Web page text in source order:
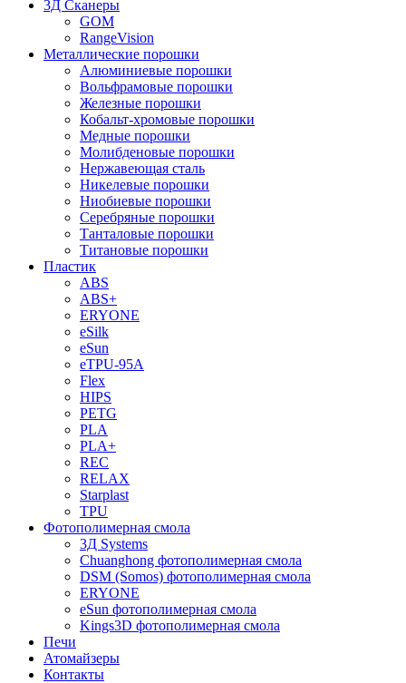
3Д Сканеры
GOM
RangeVision
Металлические порошки
Алюминиевые порошки
Вольфрамовые порошки
Железные порошки
Кобальт-хромовые порошки
Медные порошки
Молибденовые порошки
Нержавеющая сталь
Никелевые порошки
Ниобиевые порошки
Серебряные порошки
Танталовые порошки
Титановые порошки
Пластик
ABS
ABS+
ERYONE
eSilk
eSun
eTPU-95A
Flex
HIPS
PETG
PLA
PLA+
REC
RELAX
Starplast
TPU
Фотополимерная смола
3Д Systems
Chuanghong фотополимерная смола
DSM (Somos) фотополимерная смола
ERYONE
eSun фотополимерная смола
Kings3D фотополимерная смола
Печи
Атомайзеры
Контакты